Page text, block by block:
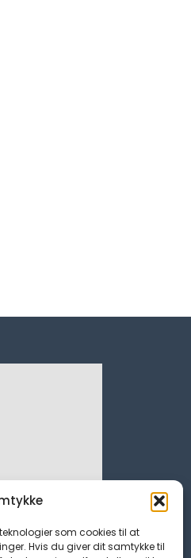
som cookies til at
Hvis du giver dit samtykke til